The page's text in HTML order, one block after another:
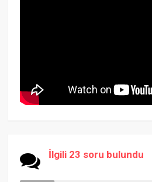
İlgili 23 soru bulundu